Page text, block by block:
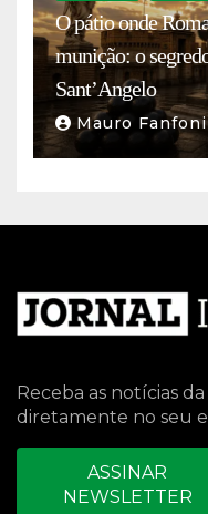
O pátio onde
munição: o
Sant’Angelo
Mauro Fanfoni
Receba as notícias
diretamente no seu
ASSINAR
NEWSLETTER